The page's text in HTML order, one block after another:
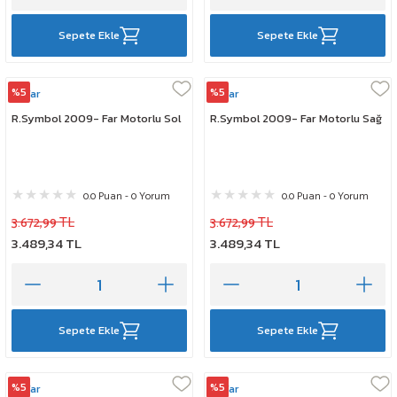
Sepete Ekle Sepete Ekle
%5
Ayfar
R.Symbol 2009- Far Motorlu Sol
0.0 Puan - 0 Yorum
3.672,99 TL
3.489,34 TL
Sepete Ekle
%5
Ayfar
R.Symbol 2009- Far Motorlu Sağ
0.0 Puan - 0 Yorum
3.672,99 TL
3.489,34 TL
Sepete Ekle
%5
Ayfar %5
Ayfar